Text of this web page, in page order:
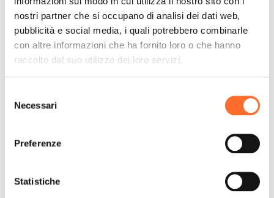
nostri partner che si occupano di analisi dei dati web,
pubblicità e social media, i quali potrebbero combinarle
con altre informazioni che ha fornito loro o che hanno
raccolto dal suo utilizzo dei loro servizi.
delNecessari
Preferenze
Statistiche